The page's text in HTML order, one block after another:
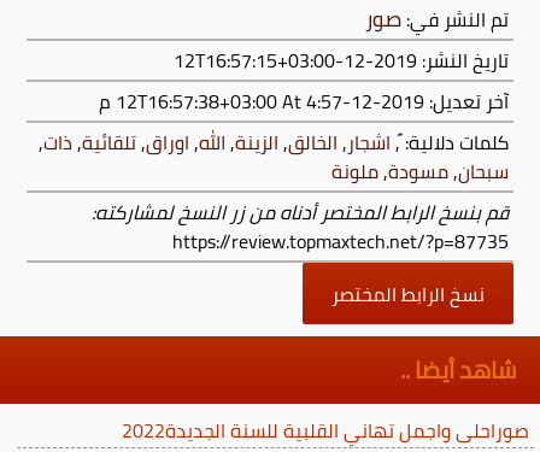
تم النشر في:صور
تاريخ النشر: 2019-12-12T16:57:15+03:00
آخر تعديل:2019-12-12T16:57:38+03:00
At 4:57 م
كلمات دلالية:,اشجار,الخالق,الزينة,الله,اوراق,تلقائية,ذات,
سبحان,مسودة,ملونة
قم بنسخ الرابط المختصر أدناه من زر النسخ لمشاركته:
https://review.topmaxtech.net/?p=87735
نسخ الرابط المختصر
شاهد أيضا ..
صوراحلى واجمل تهاني القلبية للسنة الجديدة2022